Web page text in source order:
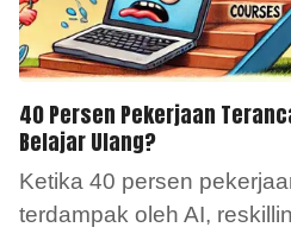
40 Persen Pekerjaan
Belajar Ulang?
Ketika 40 persen
terdampak oleh AI,